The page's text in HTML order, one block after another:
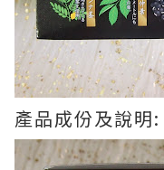
產品成份及說明: